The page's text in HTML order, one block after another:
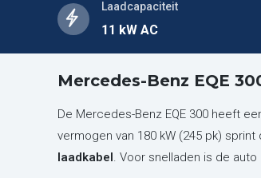
Laadcapaciteit
11 kW AC
Mercedes-Benz EQE
De Mercedes-Benz EQE 300 heeft
vermogen van 180 kW (245 pk)
laadkabel. Voor snelladen is de auto